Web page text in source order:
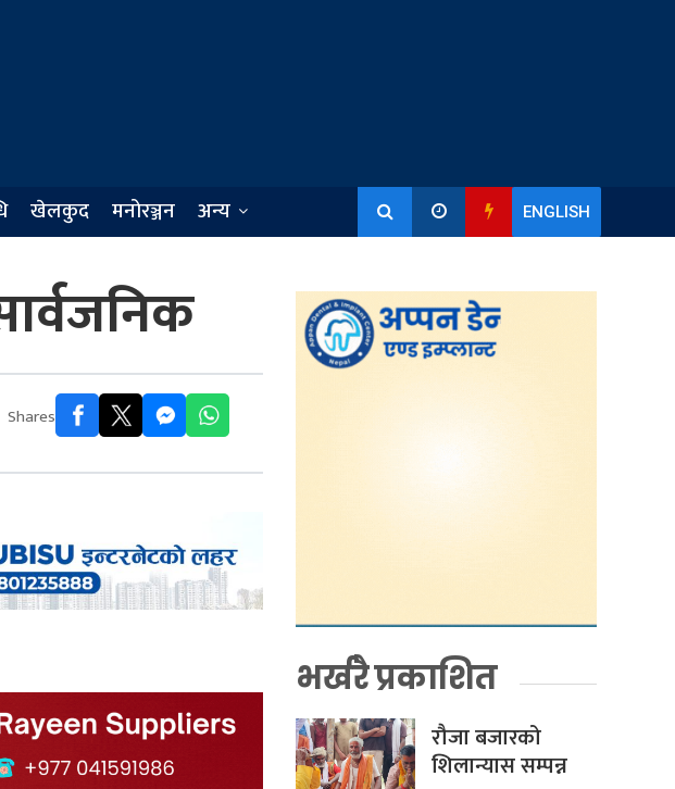
खेलकुद मनोरञ्जन अन्य ENGLISH
Shares
भर्खरै प्रकाशित
रौजा बजारको
शिलान्यास सम्पन्न